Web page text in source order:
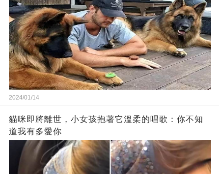
2024/01/14
貓咪即將離世，小女孩抱著它溫柔的唱歌：你不知
道我有多愛你